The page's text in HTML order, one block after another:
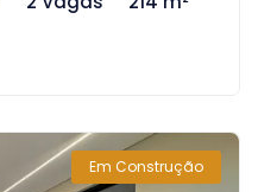
Em Construção